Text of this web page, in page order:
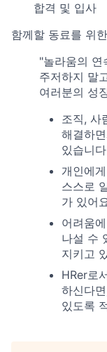
합격 및 입사
함께할 동료를 위
"놀라움의 연
주저하지 말
여러분의 성
조직, 사
해결하
있습니
개인에
스스로
가 있어
어려움
나설 수
지키고
HRer로
하신다
있도록